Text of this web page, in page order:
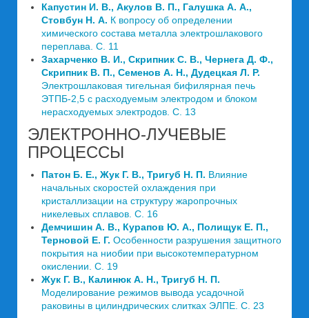
Капустин И. В., Акулов В. П., Галушка А. А.,
Стовбун Н. А. К вопросу об определении
химического состава металла электрошлакового
переплава. C. 11
Захарченко В. И., Скрипник С. В., Чернега Д. Ф.,
Скрипник В. П., Семенов А. Н., Дудецкая Л. Р.
Электрошлаковая тигельная бифилярная печь
ЭТПБ-2,5 с расходуемым электродом и блоком
нерасходуемых электродов. C. 13
ЭЛЕКТРОННО-ЛУЧЕВЫЕ
ПРОЦЕССЫ
Патон Б. Е., Жук Г. В., Тригуб Н. П. Влияние
начальных скоростей охлаждения при
кристаллизации на структуру жаропрочных
никелевых сплавов. C. 16
Демчишин А. В., Курапов Ю. А., Полищук Е. П.,
Терновой Е. Г. Особенности разрушения защитного
покрытия на ниобии при высокотемпературном
окислении. C. 19
Жук Г. В., Калинюк А. Н., Тригуб Н. П.
Моделирование режимов вывода усадочной
раковины в цилиндрических слитках ЭЛПЕ. C. 23